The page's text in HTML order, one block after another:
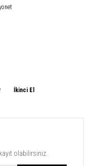
İkinci El
olabilirsiniz.